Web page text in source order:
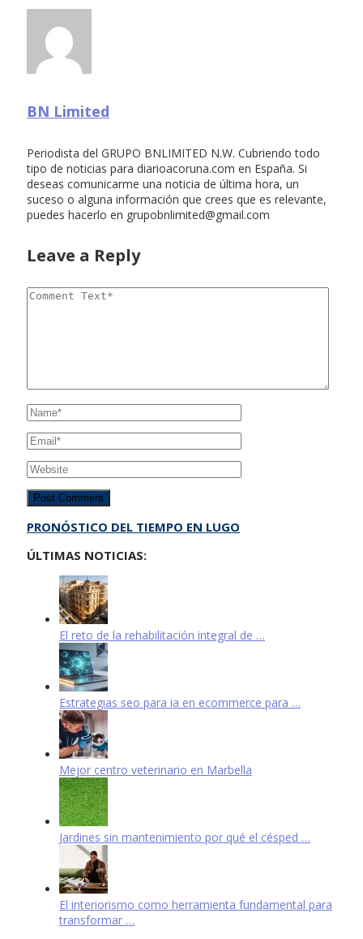
BN Limited
Periodista del GRUPO BNLIMITED N.W. Cubriendo todo
tipo de noticias para diarioacoruna.com en España. Si
deseas comunicarme una noticia de última hora, un
suceso o alguna información que crees que es relevante,
puedes hacerlo en grupobnlimited@gmail.com
Leave a Reply
PRONÓSTICO DEL TIEMPO EN LUGO
ÚLTIMAS NOTICIAS:
El reto de la rehabilitación integral de …
Estrategias seo para ia en ecommerce para …
Mejor centro veterinario en Marbella
Jardines sin mantenimiento por qué el césped …
El interiorismo como herramienta fundamental para
transformar …